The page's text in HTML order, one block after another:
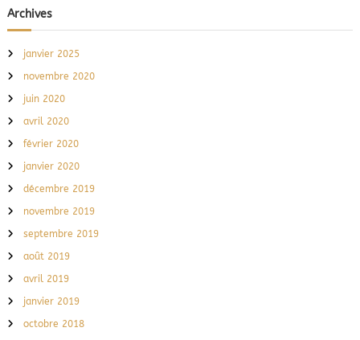
Archives
janvier 2025
novembre 2020
juin 2020
avril 2020
février 2020
janvier 2020
décembre 2019
novembre 2019
septembre 2019
août 2019
avril 2019
janvier 2019
octobre 2018